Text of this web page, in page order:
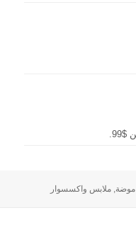
التصنيفات
موضة, ملابس واكسسوار